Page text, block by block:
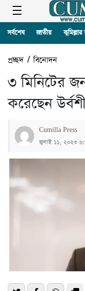
সর্বশেষ জাতীয় কুমিল্লার
প্রচ্ছদ/বিনোদন
৩ মিনিটের
করেছেন
Cumilla Press
জুলাই ১১, ২০২৩